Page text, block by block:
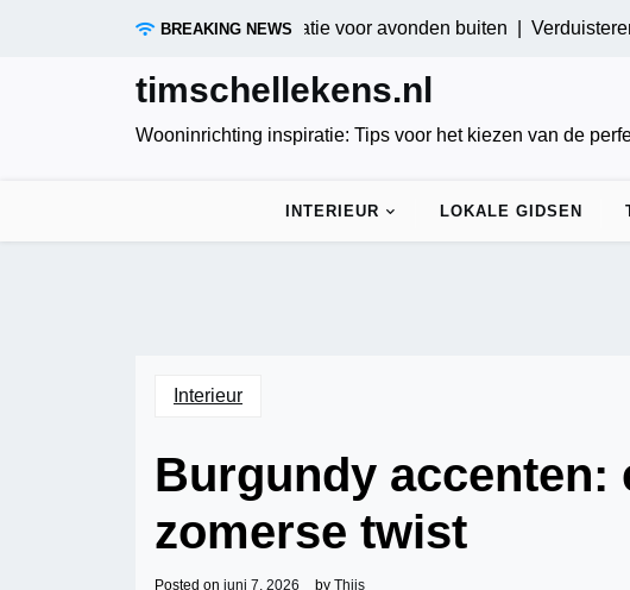
BREAKING NEWS
tuinverlichting: Innovatie voor avonden buiten |Verduisterende
timschellekens.nl
Wooninrichting inspiratie: Tips voor het kiezen van de
INTERIEUR LOKALE GIDSEN
Interieur
Burgundy accenten:
zomerse twist
Posted on juni 7, 2026 by Thijs